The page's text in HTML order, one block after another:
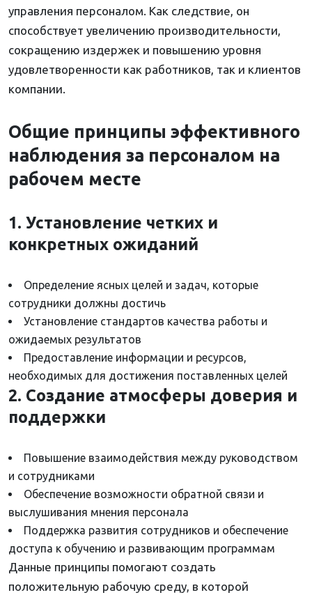
управления персоналом. Как следствие, он
способствует увеличению производительности,
сокращению издержек и повышению уровня
удовлетворенности как работников, так и клиентов
компании.
Общие принципы эффективного
наблюдения за персоналом на
рабочем месте
1. Установление четких и
конкретных ожиданий
Определение ясных целей и задач, которые
сотрудники должны достичь
Установление стандартов качества работы и
ожидаемых результатов
Предоставление информации и ресурсов,
необходимых для достижения поставленных целей
2. Создание атмосферы доверия и
поддержки
Повышение взаимодействия между руководством
и сотрудниками
Обеспечение возможности обратной связи и
выслушивания мнения персонала
Поддержка развития сотрудников и обеспечение
доступа к обучению и развивающим программам
Данные принципы помогают создать
положительную рабочую среду, в которой